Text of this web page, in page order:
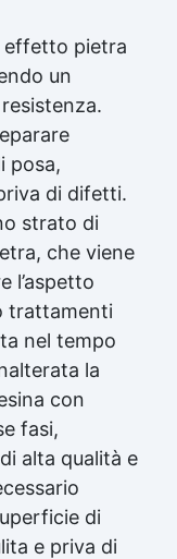
effetto pietra
un
posa,
di difetti.
strato di
che viene
l’aspetto
trattamenti
nel tempo
la
con
fasi,
alta qualità e
di
e priva di